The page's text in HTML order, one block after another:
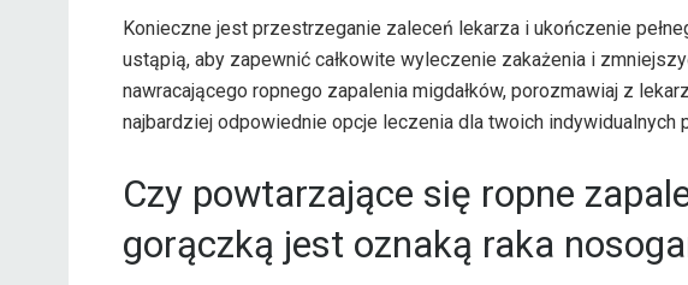
Konieczne jest przestrzeganie zaleceń lekarza i ukończenie
ustąpią, aby zapewnić całkowite wyleczenie zakażenia i
nawracającego ropnego zapalenia migdałków, porozmawiaj z
najbardziej odpowiednie opcje leczenia dla twoich indywidualnych
Czy powtarzające się ropne
gorączką jest oznaką raka